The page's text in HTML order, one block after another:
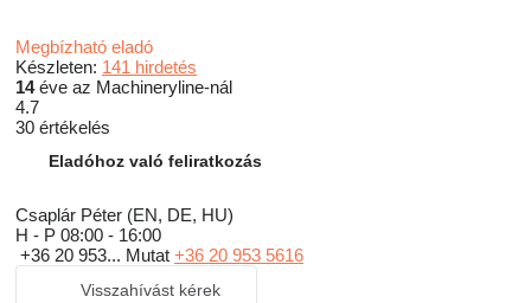
Megbízható eladó
Készleten: 141 hirdetés
14éve az Machineryline-nál
4.7
30 értékelés
Eladóhoz való feliratkozás
Csaplár Péter (EN, DE, HU)
H - P 08:00 - 16:00
+36 20 953... Mutat +36 20 953 5616
Visszahívást kérek